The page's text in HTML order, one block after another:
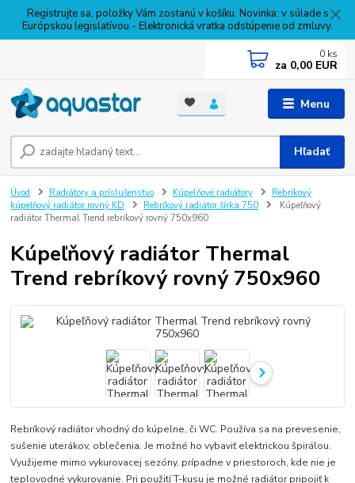
Registrujte sa, položky Vám zostanú v košíku. Novinka: v súlade s
Európskou legislatívou - Elektronická vratka odstúpenie od zmluvy.
Menu
Hľadať
0 ks
za 0,00 EUR
Úvod Radiátory a príslušenstvo Kúpelňové radiátory
Rebríkový
kúpeľňový radiátor rovný KD
Rebríkový radiátor šírka 750
Kúpeľňový
radiátor Thermal Trend rebríkový rovný 750x960
Kúpeľňový radiátor Thermal
Trend rebríkový rovný 750x960
Rebríkový radiátor vhodný do kúpelne, či WC. Používa sa na prevesenie,
sušenie uterákov, oblečenia. Je možné ho vybaviť elektrickou špirálou.
Využijeme mimo vykurovacej sezóny, prípadne v priestoroch, kde nie je
teplovodné vykurovanie. Pri použití T-kusu je možné radiátor pripojiť k